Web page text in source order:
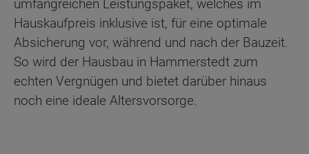
umfangreichen Leistungspaket, welches im
Hauskaufpreis inklusive ist, für eine optimale
Absicherung vor, während und nach der Bauzeit.
So wird der Hausbau in Hammerstedt zum
echten Vergnügen und bietet darüber hinaus
noch eine ideale Altersvorsorge.